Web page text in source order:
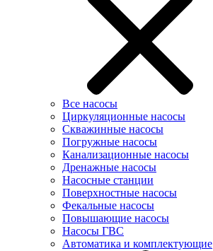
Все насосы
Циркуляционные насосы
Скважинные насосы
Погружные насосы
Канализационные насосы
Дренажные насосы
Насосные станции
Поверхностные насосы
Фекальные насосы
Повышающие насосы
Насосы ГВС
Автоматика и комплектующие